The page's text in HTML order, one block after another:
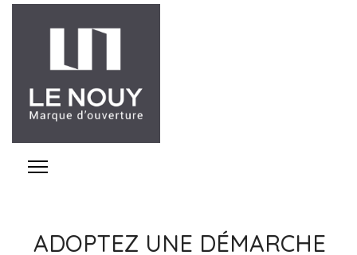
ADOPTEZ UNE DÉMARCHE